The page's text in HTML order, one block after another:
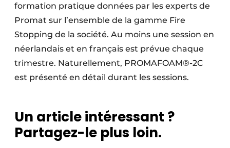
formation pratique données par les experts de
Promat sur l’ensemble de la gamme Fire
Stopping de la société. Au moins une session en
néerlandais et en français est prévue chaque
trimestre. Naturellement, ­PROMAFOAM®-2C
est présenté en détail durant les sessions.
Un article intéressant ?
Partagez-le plus loin.